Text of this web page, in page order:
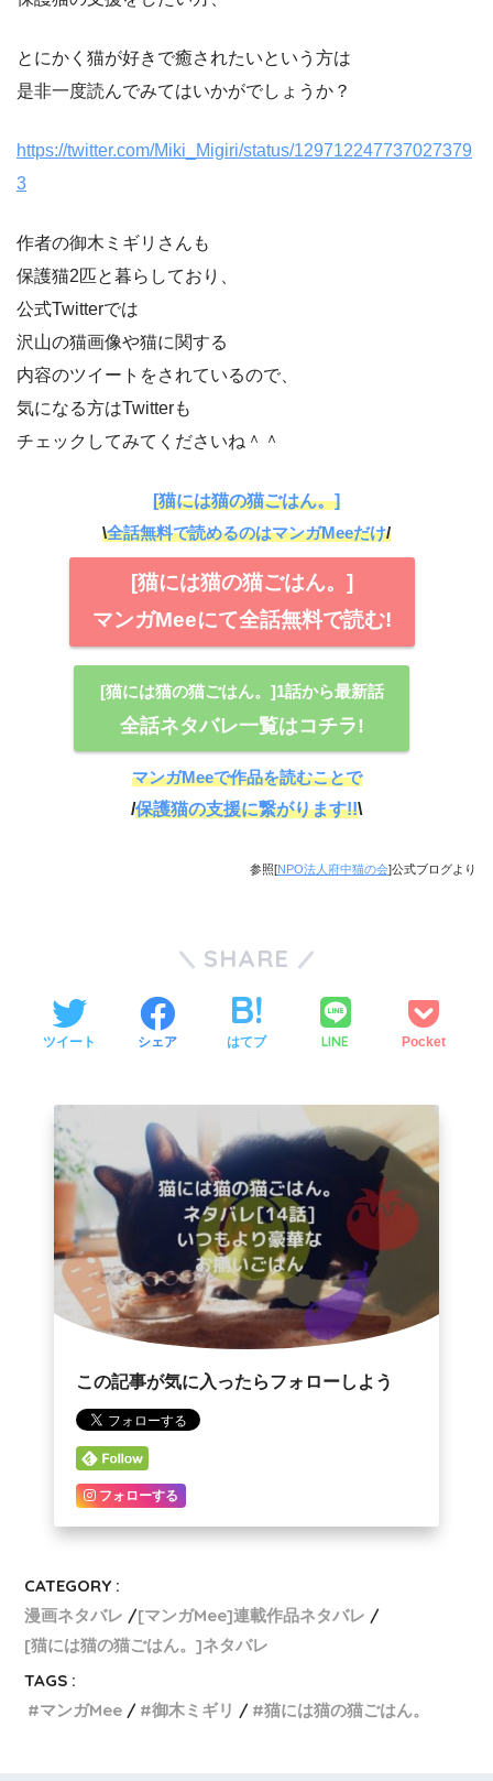
とにかく猫が好きで癒されたいという方は
是非一度読んでみてはいかがでしょうか？
https://twitter.com/Miki_Migiri/status/129712247737027379
3
作者の御木ミギリさんも
保護猫2匹と暮らしており、
公式Twitterでは
沢山の猫画像や猫に関する
内容のツイートをされているので、
気になる方はTwitterも
チェックしてみてくださいね＾＾
[猫には猫の猫ごはん。]
\全話無料で読めるのはマンガMeeだけ/
[猫には猫の猫ごはん。]
マンガMeeにて全話無料で読む!
[猫には猫の猫ごはん。]1話から最新話
全話ネタバレ一覧はコチラ!
マンガMeeで作品を読むことで
/保護猫の支援に繋がります!!\
参照[NPO法人府中猫の会]公式ブログより
SHARE
ツイート シェア はてブ LINE Pocket
この記事が気に入ったらフォローしよう
フォローする
CATEGORY :
漫画ネタバレ
[マンガMee]連載作品ネタバレ
[猫には猫の猫ごはん。]ネタバレ
TAGS :
マンガMee
御木ミギリ 猫には猫の猫ごはん。